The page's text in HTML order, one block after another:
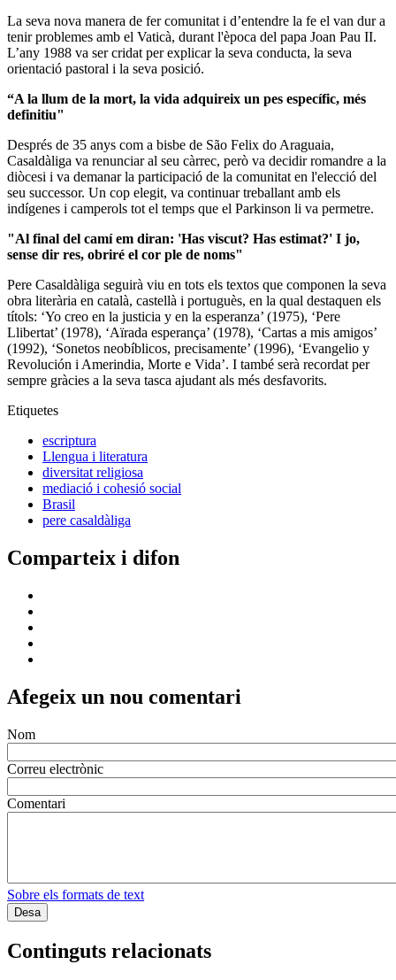
La seva nova manera de fer comunitat i d’entendre la fe el van dur a
tenir problemes amb el Vaticà, durant l'època del papa Joan Pau II.
L’any 1988 va ser cridat per explicar la seva conducta, la seva
orientació pastoral i la seva posició.
“A la llum de la mort, la vida adquireix un pes específic, més
definitiu"
Després de 35 anys com a bisbe de São Felix do Araguaia,
Casaldàliga va renunciar al seu càrrec, però va decidir romandre a la
diòcesi i va demanar la participació de la comunitat en l'elecció del
seu successor. Un cop elegit, va continuar treballant amb els
indígenes i camperols tot el temps que el Parkinson li va permetre.
"Al final del camí em diran: 'Has viscut? Has estimat?' I jo,
sense dir res, obriré el cor ple de noms"
Pere Casaldàliga seguirà viu en tots els textos que componen la seva
obra literària en català, castellà i portuguès, en la qual destaquen els
títols: ‘Yo creo en la justicia y en la esperanza’ (1975), ‘Pere
Llibertat’ (1978), ‘Aïrada esperança’ (1978), ‘Cartas a mis amigos’
(1992), ‘Sonetos neobíblicos, precisamente’ (1996), ‘Evangelio y
Revolución i Amerindia, Morte e Vida’. I també serà recordat per
sempre gràcies a la seva tasca ajudant als més desfavorits.
Etiquetes
escriptura
Llengua i literatura
diversitat religiosa
mediació i cohesió social
Brasil
pere casaldàliga
Comparteix i difon
Afegeix un nou comentari
Nom
Correu electrònic
Comentari
Sobre els formats de text
Continguts relacionats